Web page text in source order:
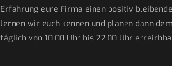
Erfahrung eure Firma einen positiv
lernen wir euch kennen und planen dann
täglich von 10.00 Uhr bis 22.00 Uhr